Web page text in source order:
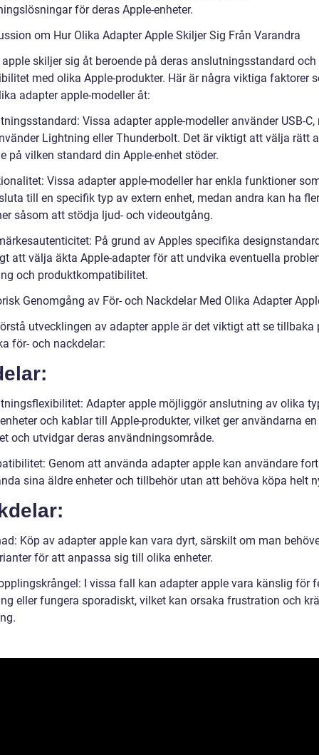
för deras Apple-enheter.
om Hur Olika Adapter Apple Skiljer Sig Från Varandra
skiljer sig åt beroende på deras anslutningsstandard och
med olika Apple-produkter. Här är några viktiga faktorer
adapter apple-modeller åt:
Vissa adapter apple-modeller använder USB-C,
Lightning eller Thunderbolt. Det är viktigt att välja rätt
på vilken standard din Apple-enhet stöder.
Vissa adapter apple-modeller har enkla funktioner
till en specifik typ av extern enhet, medan andra kan ha fler
såsom att stödja ljud- och videoutgång.
På grund av Apples specifika
att välja äkta Apple-adapter för att undvika eventuella
och produktkompatibilitet.
Genomgång av För- och Nackdelar Med Olika Adapter
utvecklingen av adapter apple är det viktigt att se tillbaka
för- och nackdelar:
Adapter apple möjliggör anslutning av olika
och kablar till Apple-produkter, vilket ger användarna
och utvidgar deras användningsområde.
Genom att använda adapter apple kan användare
sina äldre enheter och tillbehör utan att behöva köpa helt
Köp av adapter apple kan vara dyrt, särskilt om man
för att anpassa sig till olika enheter.
I vissa fall kan adapter apple vara känslig för
eller fungera sporadiskt, vilket kan orsaka frustration och